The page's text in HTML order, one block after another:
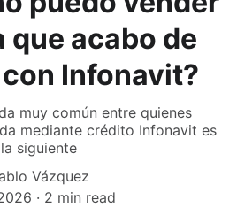
que acabo de
Infonavit?
muy común entre quienes
mediante crédito Infonavit es
la siguiente
Vázquez
2 min read